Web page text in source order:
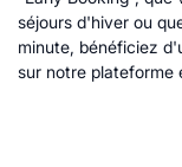
séjours d'hiver ou
minute, bénéficiez
sur notre plateforme